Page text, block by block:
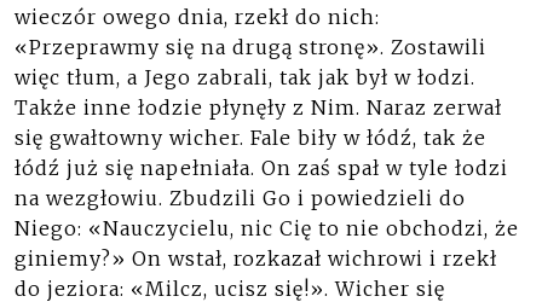
wieczór owego dnia, rzekł do nich:
«Przeprawmy się na drugą stronę». Zostawili
więc tłum, a Jego zabrali, tak jak był w łodzi.
Także inne łodzie płynęły z Nim. Naraz zerwał
się gwałtowny wicher. Fale biły w łódź, tak że
łódź już się napełniała. On zaś spał w tyle łodzi
na wezgłowiu. Zbudzili Go i powiedzieli do
Niego: «Nauczycielu, nic Cię to nie obchodzi, że
giniemy?» On wstał, rozkazał wichrowi i rzekł
do jeziora: «Milcz, ucisz się!». Wicher się